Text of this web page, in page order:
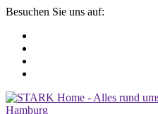
Besuchen Sie uns auf: